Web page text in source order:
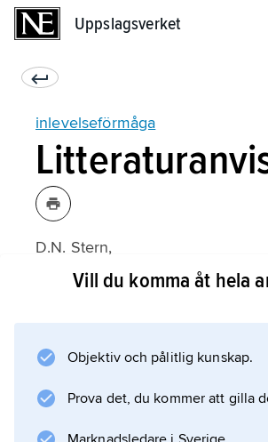
Uppslagsverket
inlevelseförmåga
D.N. Stern,
The Interpersonal World of the
Information om artikeln
Vill du komma åt hela
Objektiv och pålitlig kunskap.
Prova det, du kommer att gilla